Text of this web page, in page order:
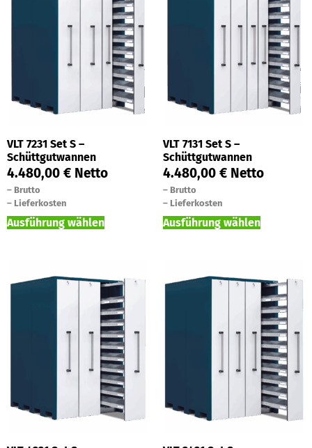
VLT 7231 Set S –
Schüttgutwannen
4.480,00 € Netto
– Brutto
– Lieferkosten
Ausführung wählen
VLT 7131 Set S –
Schüttgutwannen
4.480,00 € Netto
– Brutto
– Lieferkosten
Ausführung wählen